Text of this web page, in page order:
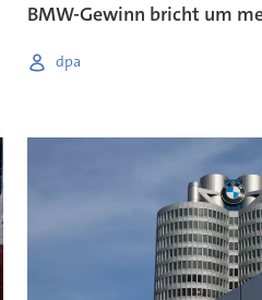
BMW-Gewinn bricht um
dpa